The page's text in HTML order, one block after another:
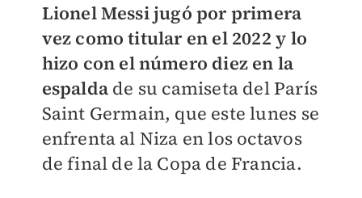
Lionel Messi jugó por primera
vez como titular en el 2022 y lo
hizo con el número diez en la
espaldade su camiseta del París
Saint Germain, que este lunes se
enfrenta al Niza en los octavos
de final de la Copa de Francia.